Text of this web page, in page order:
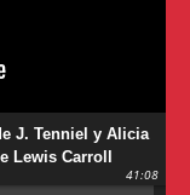
J. Tenniel y Alicia
Lewis Carroll
41:08